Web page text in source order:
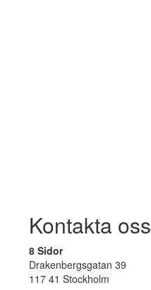
Kontakta oss
8 Sidor
Drakenbergsgatan 39
117 41 Stockholm